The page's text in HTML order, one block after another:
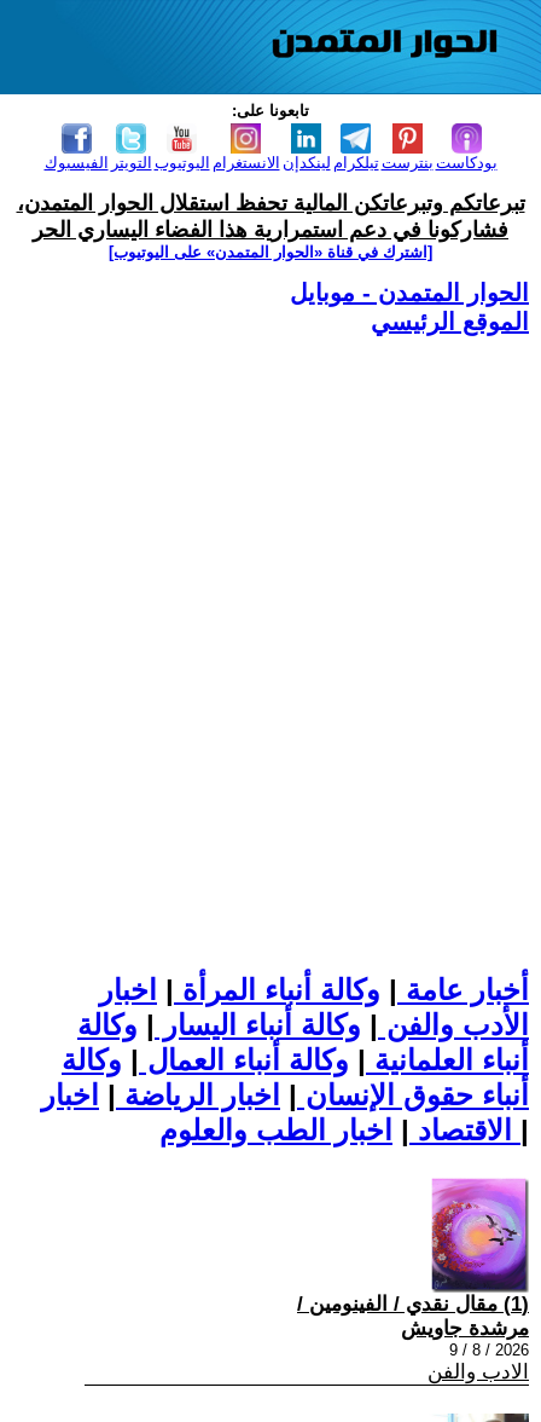
تابعونا على:
الفيسبوك التويتر اليوتيوب الانستغرام لينكدإن تيلكرامبنترست بودكاست
تبرعاتكم وتبرعاتكن المالية تحفظ استقلال الحوار المتمدن،
فشاركونا في دعم استمرارية هذا الفضاء اليساري الحر
[اشترك في قناة ‫«الحوار المتمدن» على اليوتيوب]
الحوار المتمدن - موبايل
الموقع الرئيسي
أخبار عامة | وكالة أنباء المرأة | اخبار
الأدب والفن | وكالة أنباء اليسار | وكالة
أنباء العلمانية | وكالة أنباء العمال | وكالة
أنباء حقوق الإنسان | اخبار الرياضة | اخبار
الاقتصاد | |
(1) مقال نقدي / الفينومين /
مرشدة جاويش
2026 / 8 / 9
الادب والفن